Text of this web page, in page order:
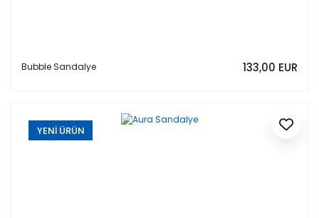
Bubble Sandalye 133,00 EUR
YENİ ÜRÜN